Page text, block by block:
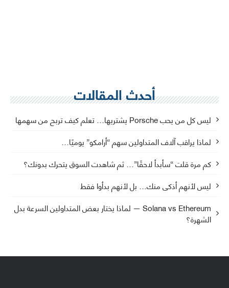
أحدث المقالات
ليس كل من يحب Porsche يشتريها… تعلم كيف تربح من سهمها
لماذا يراقب آلاف المتداولين سهم “أرامكو” يوميًا…
كم مرة قلت “سأبدأ لاحقًا”… ثم شاهدت السوق يتحرك بدونك؟
ليس لأنهم أذكى منك… بل لأنهم بدأوا فقط
Solana vs Ethereum — لماذا يختار بعض المتداولين السرعة بدل
الشهرة؟